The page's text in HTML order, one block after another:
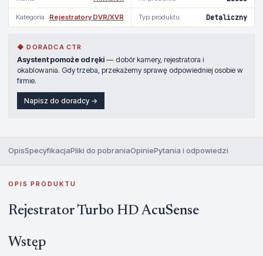
Kategoria Rejestratory DVR/XVR Typ produktu Detaliczny
◆ DORADCA CTR
Asystent pomoże od ręki — dobór kamery, rejestratora i
okablowania. Gdy trzeba, przekażemy sprawę odpowiedniej osobie w
firmie.
Napisz do doradcy →
OpisSpecyfikacjaPliki do pobraniaOpiniePytania i odpowiedzi
OPIS PRODUKTU
Rejestrator Turbo HD AcuSense
Wstęp